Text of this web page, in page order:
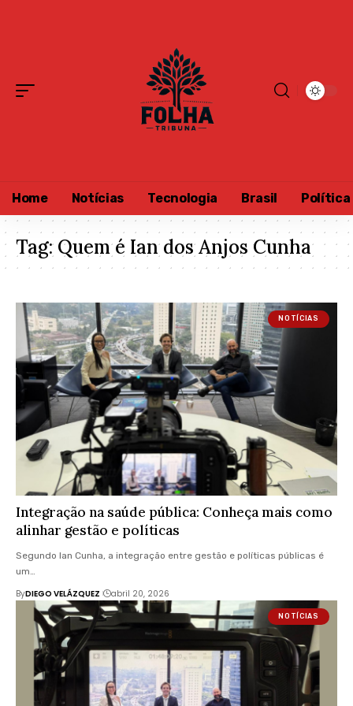
Home Notícias Tecnologia Brasil Política
Tag:Quem é Ian dos Anjos Cunha
NOTÍCIAS
Integração na saúde pública: Conheça mais como
alinhar gestão e políticas
Segundo Ian Cunha, a integração entre gestão e políticas públicas é
um…
ByDIEGO VELÁZQUEZ abril 20, 2026
NOTÍCIAS